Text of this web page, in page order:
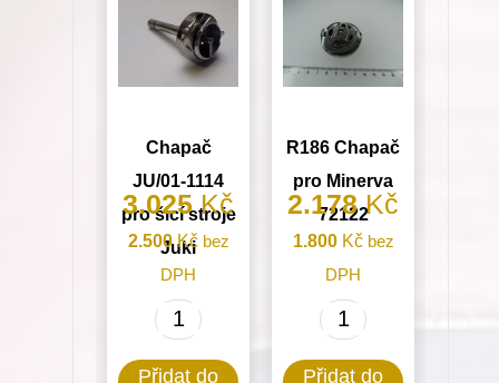
Chapač
JU/01-1114
pro šicí stroje
Juki
3.025Kč
2.500Kčbez
DPH
Chapač
Přidat do
R186 Chapač
pro Minerva
72122
2.178Kč
1.800 Kčbez
DPH
R186
Přidat do